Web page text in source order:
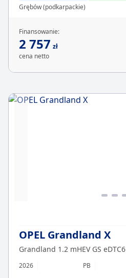
Grębów (podkarpackie)
Finansowanie:
2 757 zł
cena netto
OPEL Grandland X
Grandland 1.2 mHEV GS eDTC6
2026 PB